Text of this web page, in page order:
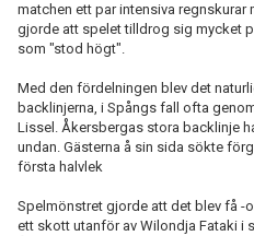
matchen ett par intensiva
gjorde att spelet tilldrog sig mycket
som "stod högt".
Med den fördelningen blev det
backlinjerna, i Spångs fall ofta
Lissel. Åkersbergas stora backlinje
undan. Gästerna å sin sida sökte
första halvlek
Spelmönstret gjorde att det blev få -
ett skott utanför av Wilondja Fataki i